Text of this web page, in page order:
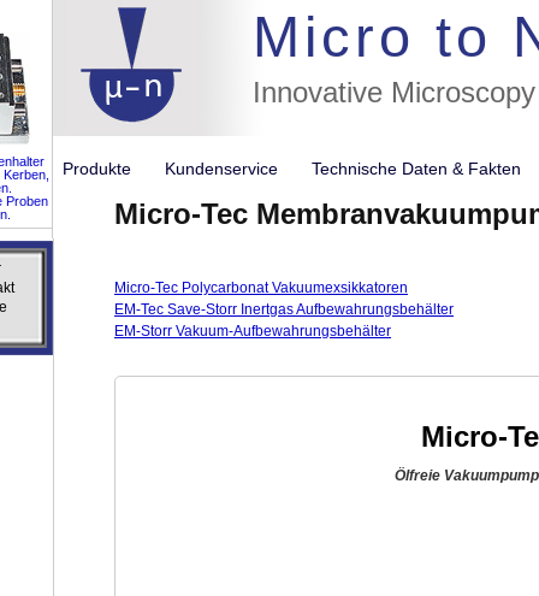
Proben
Micro to
Innovative
//flags
Produkte Kundenservice Technische Daten & Fakten
Micro-Tec
Micro-Tec Polycarbonat Vakuumexsikkatoren
EM-Tec Save-Storr Inertgas Aufbewahrungsbehälter
EM-Storr Vakuum-Aufbewahrungsbehälter
Micro-
Ölfreie